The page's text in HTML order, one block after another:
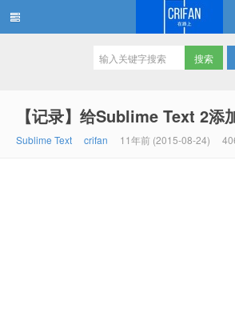
【记录】给Sublime Text 2添
Sublime Text crifan 11年前 (2015-08-24)